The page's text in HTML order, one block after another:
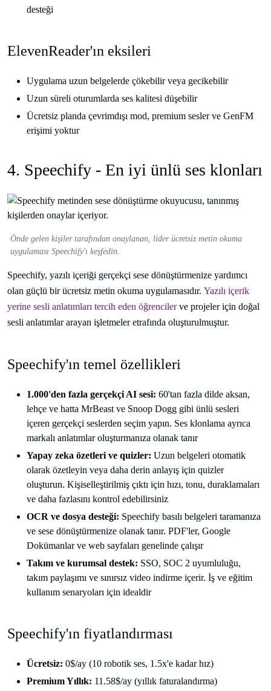
desteği
ElevenReader'ın eksileri
Uygulama uzun belgelerde çökebilir veya gecikebilir
Uzun süreli oturumlarda ses kalitesi düşebilir
Ücretsiz planda çevrimdışı mod, premium sesler ve GenFM
erişimi yoktur
4. Speechify - En iyi ünlü ses klonları
Önde gelen kişiler tarafından onaylanan, lider ücretsiz metin okuma
uygulaması Speechify'ı keşfedin.
Speechify, yazılı içeriği gerçekçi sese dönüştürmenize yardımcı
olan güçlü bir ücretsiz metin okuma uygulamasıdır. Yazılı içerik
yerine sesli anlatımları tercih eden öğrencilerve projeler için doğal
sesli anlatımlar arayan işletmeler etrafında oluşturulmuştur.
Speechify'ın temel özellikleri
1.000'den fazla gerçekçi AI sesi: 60'tan fazla dilde aksan,
lehçe ve hatta MrBeast ve Snoop Dogg gibi ünlü sesleri
içeren gerçekçi seslerden seçim yapın. Ses klonlama ayrıca
markalı anlatımlar oluşturmanıza olanak tanır
Yapay zeka özetleri ve quizler: Uzun belgeleri otomatik
olarak özetleyin veya daha derin anlayış için quizler
oluşturun. Kişiselleştirilmiş çıktı için hızı, tonu, duraklamaları
ve daha fazlasını kontrol edebilirsiniz
OCR ve dosya desteği: Speechify basılı belgeleri taramanıza
ve sese dönüştürmenize olanak tanır. PDF'ler, Google
Dokümanlar ve web sayfaları genelinde çalışır
Takım ve kurumsal destek: SSO, SOC 2 uyumluluğu,
takım paylaşımı ve sınırsız video indirme içerir. İş ve eğitim
kullanım senaryoları için idealdir
Speechify'ın fiyatlandırması
Ücretsiz: 0$/ay (10 robotik ses, 1.5x'e kadar hız)
Premium Yıllık: 11.58$/ay (yıllık faturalandırma)